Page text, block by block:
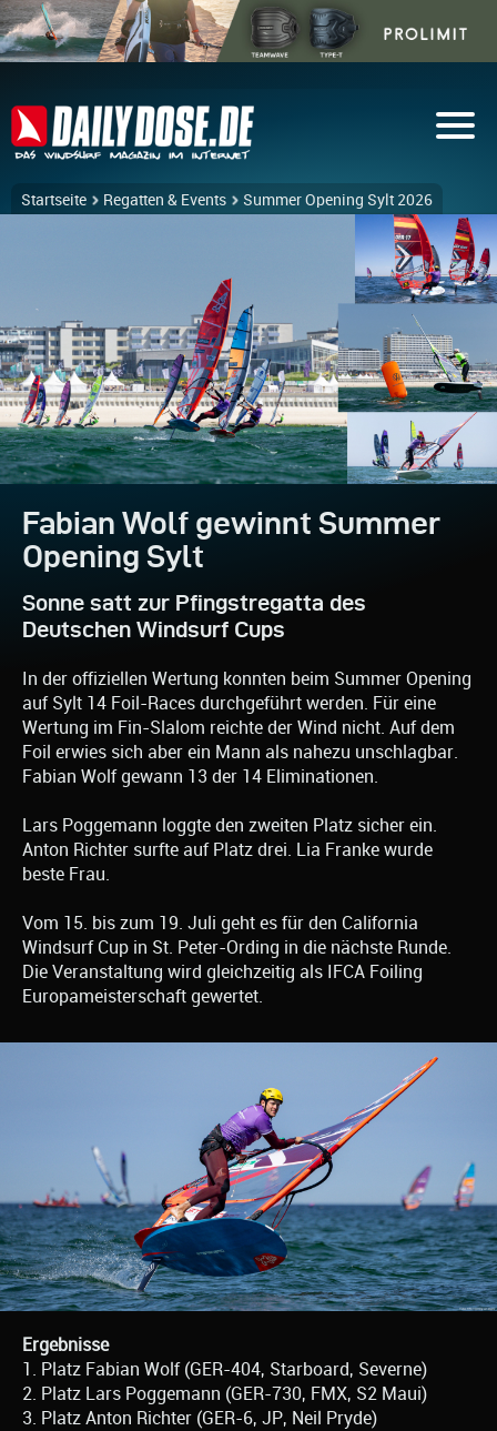
Startseite Regatten & Events Summer Opening Sylt 2026
Fabian Wolf gewinnt Summer
Opening Sylt
Sonne satt zur Pfingstregatta des
Deutschen Windsurf Cups
In der offiziellen Wertung konnten beim Summer Opening
auf Sylt 14 Foil-Races durchgeführt werden. Für eine
Wertung im Fin-Slalom reichte der Wind nicht. Auf dem
Foil erwies sich aber ein Mann als nahezu unschlagbar.
Fabian Wolf gewann 13 der 14 Eliminationen.
Lars Poggemann loggte den zweiten Platz sicher ein.
Anton Richter surfte auf Platz drei. Lia Franke wurde
beste Frau.
Vom 15. bis zum 19. Juli geht es für den California
Windsurf Cup in St. Peter-Ording in die nächste Runde.
Die Veranstaltung wird gleichzeitig als IFCA Foiling
Europameisterschaft gewertet.
Ergebnisse
1. Platz Fabian Wolf (GER-404, Starboard, Severne)
2. Platz Lars Poggemann (GER-730, FMX, S2 Maui)
3. Platz Anton Richter (GER-6, JP, Neil Pryde)